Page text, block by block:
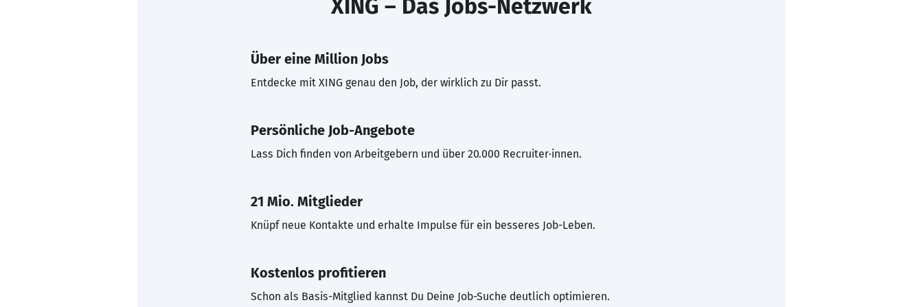
XING – Das Jobs-Netzwerk
Über eine Million Jobs
Entdecke mit XING genau den Job, der wirklich zu Dir passt.
Persönliche Job-Angebote
Lass Dich finden von Arbeitgebern und über 20.000 Recruiter·innen.
21 Mio. Mitglieder
Knüpf neue Kontakte und erhalte Impulse für ein besseres Job-Leben.
Kostenlos profitieren
Schon als Basis-Mitglied kannst Du Deine Job-Suche deutlich optimieren.